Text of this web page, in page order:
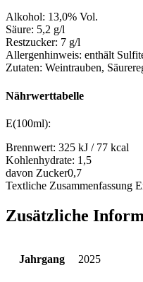
Alkohol: 13,0% Vol.
Säure: 5,2 g/l
Restzucker: 7 g/l
Allergenhinweis: enthält
Zutaten: Weintrauben,
Nährwerttabelle
E(100ml):
Brennwert: 325 kJ / 77 kcal
Kohlenhydrate: 1,5
davon Zucker0,7
Textliche Zusammenfassung
Zusätzliche
Jahrgang 2025